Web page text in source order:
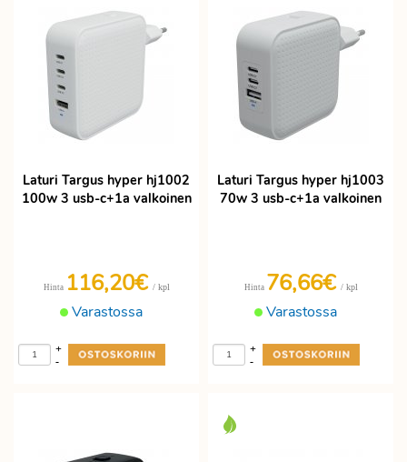
Laturi Targus hyper hj1002
100w 3 usb-c+1a valkoinen
Varastossa
Hinta 116,20€ / kpl
-
+
Laturi Targus hyper hj1003
70w 3 usb-c+1a valkoinen
Varastossa
Hinta 76,66€ / kpl
-
+